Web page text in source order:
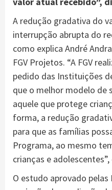
A redução gradativa do
interrupção abrupta do
como explica André
FGV Projetos. “A FGV
pedido das Instituições
que o melhor modelo de
aquele que protege
forma, a redução
para que as famílias
Programa, ao mesmo
crianças e adolescentes”,
O estudo aprovado